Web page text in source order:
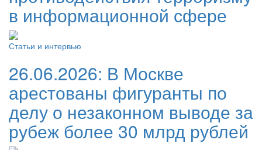
в информационной сфере
Статьи и интервью
26.06.2026: В Москве
арестованы фигуранты по
делу о незаконном выводе за
рубеж более 30 млрд рублей